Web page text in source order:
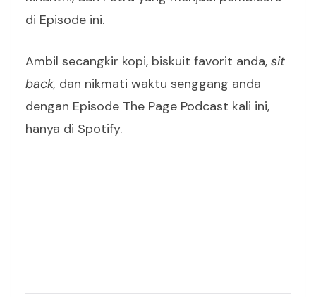
di Episode ini.
Ambil secangkir kopi, biskuit favorit anda, sit
back, dan nikmati waktu senggang anda
dengan Episode The Page Podcast kali ini,
hanya di Spotify.